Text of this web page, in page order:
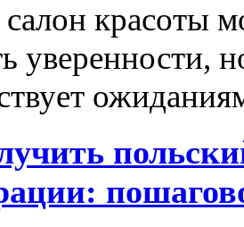
красоты
уверенности,